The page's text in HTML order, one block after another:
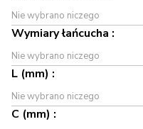
Nie wybrano niczego
Wymiary łańcucha :
Nie wybrano niczego
L (mm) :
Nie wybrano niczego
C (mm) :